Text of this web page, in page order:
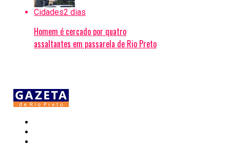
Cidades2 dias
Homem é cercado por quatro
assaltantes em passarela de Rio Preto